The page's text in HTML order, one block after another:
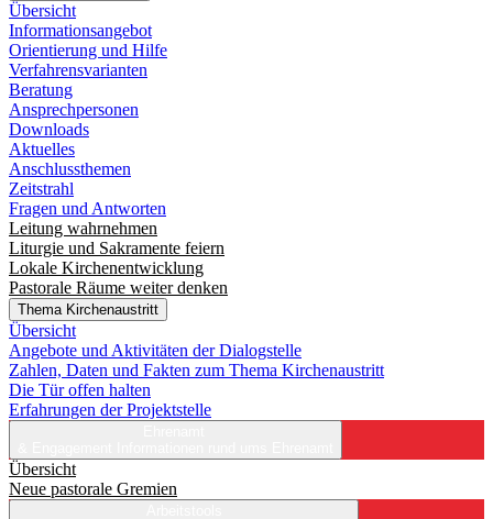
Übersicht
Informationsangebot
Orientierung und Hilfe
Verfahrensvarianten
Beratung
Ansprechpersonen
Downloads
Aktuelles
Anschlussthemen
Zeitstrahl
Fragen und Antworten
Leitung wahrnehmen
Liturgie und Sakramente feiern
Lokale Kirchenentwicklung
Pastorale Räume weiter denken
Thema Kirchenaustritt
Übersicht
Angebote und Aktivitäten der Dialogstelle
Zahlen, Daten und Fakten zum Thema Kirchenaustritt
Die Tür offen halten
Erfahrungen der Projektstelle
Übersicht
Neue pastorale Gremien